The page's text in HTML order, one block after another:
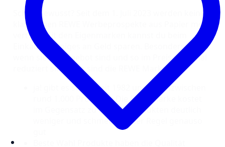
Schon gewusst? Seit dem 1. Juli 2023 werden keine
klassischen REWE Werbeprospekte aus Papier mehr
verteilt. Mit den Eigenmarken kannst du beim
Einkaufen einiges an Geld sparen. Besonders dann,
wenn sie im Angebot sind und so im Preis nochmal
reduziert sind. Das sind die REWE Marken:
ja! gibt es schon seit 1982 und hat inzwischen
rund 1.000 Produkte. Die Eigenmarke kostet
im Gegensatz zu Markenprodukten deutlich
weniger und schmeckt in der Regel genauso